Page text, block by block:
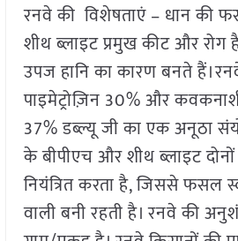
रनवे की विशेषताएं – धान की
शीथ ब्लाइट प्रमुख कीट और रोग
उपज हानि का कारण बनते
पाइमेट्रोज़िन 30% और
37% डब्ल्यू जी का एक अनूठा
के बीपीएच और शीथ ब्लाइट
नियंत्रित करता है, जिससे फसल
वाली बनी रहती है। रनवे की